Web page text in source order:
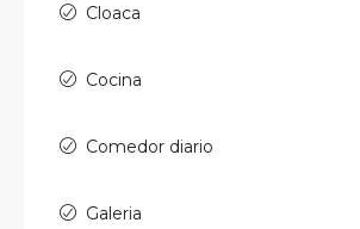
Cloaca
Cocina
Comedor diario
Galeria